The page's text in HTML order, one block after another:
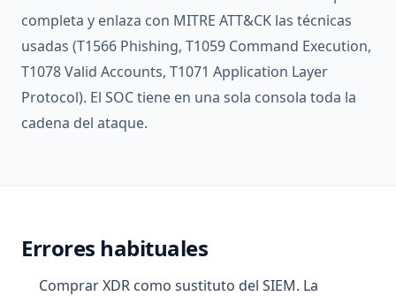
completa y enlaza con MITRE ATT&CK las técnicas
usadas (T1566 Phishing, T1059 Command Execution,
T1078 Valid Accounts, T1071 Application Layer
Protocol). El SOC tiene en una sola consola toda la
cadena del ataque.
Errores habituales
Comprar XDR como sustituto del SIEM. La